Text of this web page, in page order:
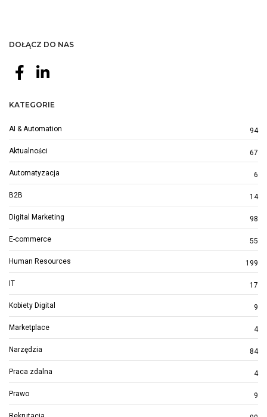
DOŁĄCZ DO NAS
KATEGORIE
AI & Automation 94
Aktualności 67
Automatyzacja 6
B2B 14
Digital Marketing 98
E-commerce 55
Human Resources 199
IT 17
Kobiety Digital 9
Marketplace 4
Narzędzia 84
Praca zdalna 4
Prawo 9